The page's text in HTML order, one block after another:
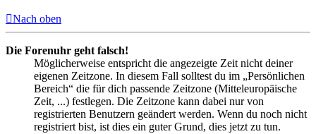
Nach oben
Die Forenuhr geht falsch!
Möglicherweise entspricht die angezeigte Zeit nicht deiner
eigenen Zeitzone. In diesem Fall solltest du im „Persönlichen
Bereich“ die für dich passende Zeitzone (Mitteleuropäische
Zeit, ...) festlegen. Die Zeitzone kann dabei nur von
registrierten Benutzern geändert werden. Wenn du noch nicht
registriert bist, ist dies ein guter Grund, dies jetzt zu tun.